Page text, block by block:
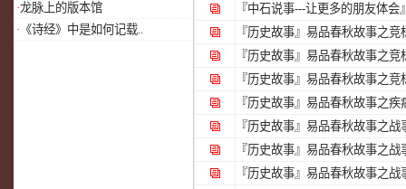
·龙脉上的版本馆
· 《诗经》中是如何记载..
『中石说事---让更多的朋友体会
『历史故事』 易品春秋故事之竞
『历史故事』 易品春秋故事之竞
『历史故事』 易品春秋故事之竞
『历史故事』 易品春秋故事之疾
『历史故事』 易品春秋故事之战
『历史故事』 易品春秋故事之战
『历史故事』 易品春秋故事之战